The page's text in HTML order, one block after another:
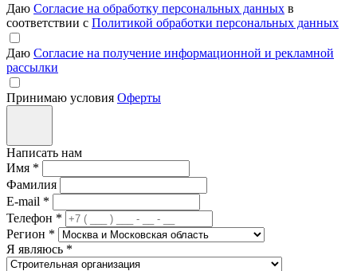
Даю Согласие на обработку персональных данных в
соответствии с Политикой обработки персональных данных
Даю Согласие на получение информационной и рекламной
рассылки
Принимаю условия Оферты
Написать нам
Имя *
Фамилия
E-mail *
Телефон *
Регион *
Я являюсь *